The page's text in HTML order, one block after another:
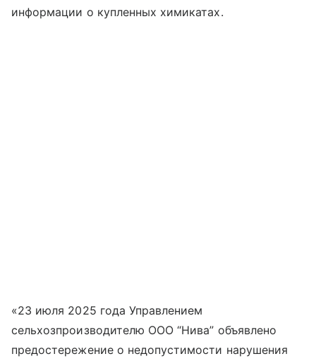
информации о купленных химикатах.
«23 июля 2025 года Управлением
сельхозпроизводителю ООО “Нива” объявлено
предостережение о недопустимости нарушения